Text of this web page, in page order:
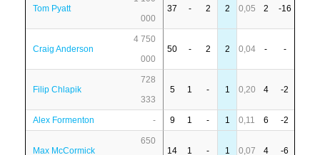
Tom Pyatt
000
37 - 2 2 0,05 2 -16
Craig Anderson
4 750
000
50 - 2 2 0,04 - -
Filip Chlapik
728
333
5 1 - 1 0,20 4 -2
Alex Formenton - 9 1 - 1 0,11 6 -2
Max McCormick
650
14 1 - 1 0,07 4 -6